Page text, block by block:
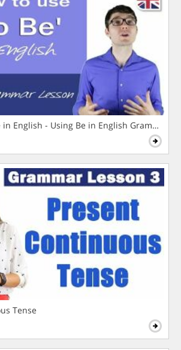
in English - Using Be in English Grammar
Tense